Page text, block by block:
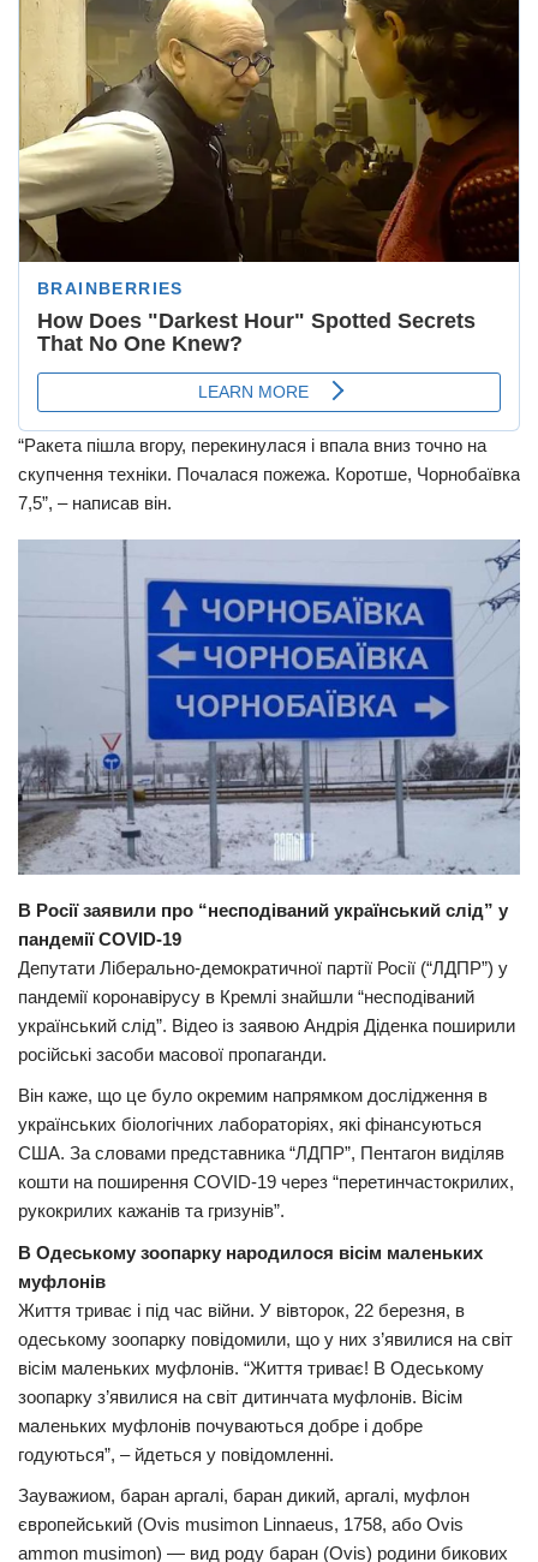
“Ракета пішла вгору, перекинулася і впала вниз точно на
скупчення техніки. Почалася пожежа. Коротше, Чорнобаївка
7,5”, – написав він.
В Росії заявили про “несподіваний український слід” у
пандемії COVID-19
Депутати Ліберально-демократичної партії Росії (“ЛДПР”) у
пандемії коронавірусу в Кремлі знайшли “несподіваний
український слід”. Відео із заявою Андрія Діденка поширили
російські засоби масової пропаганди.
Він каже, що це було окремим напрямком дослідження в
українських біологічних лабораторіях, які фінансуються
США. За словами представника “ЛДПР”, Пентагон виділяв
кошти на поширення COVID-19 через “перетинчастокрилих,
рукокрилих кажанів та гризунів”.
В Одеському зоопарку народилося вісім маленьких
муфлонів
Життя триває і під час війни. У вівторок, 22 березня, в
одеському зоопарку повідомили, що у них з’явилися на світ
вісім маленьких муфлонів. “Життя триває! В Одеському
зоопарку з’явилися на світ дитинчата муфлонів. Вісім
маленьких муфлонів почуваються добре і добре
годуються”, – йдеться у повідомленні.
Зауважиом, баран аргалі, баран дикий, аргалі, муфлон
європейський (Ovis musimon Linnaeus, 1758, або Ovis
ammon musimon) — вид роду баран (Ovis) родини бикових